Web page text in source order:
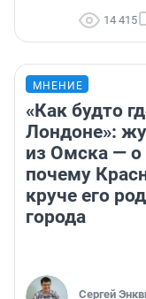
14 415
МНЕНИЕ
«Как будто
Лондоне»:
из Омска — о
почему
круче его
города
Сергей